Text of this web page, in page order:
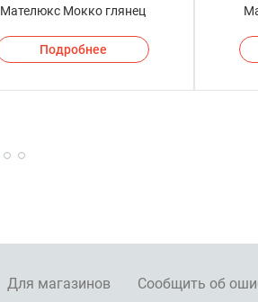
Мателюкс Мокко глянец
Подробнее
Для магазинов Сообщить об